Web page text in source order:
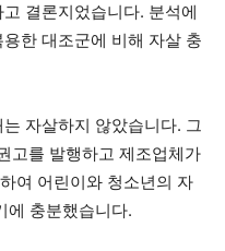
결론지었습니다. 분석에
한 대조군에 비해 자살 충
자살하지 않았습니다. 그
고를 발행하고 제조업체가
여 어린이와 청소년의 자
에 충분했습니다.